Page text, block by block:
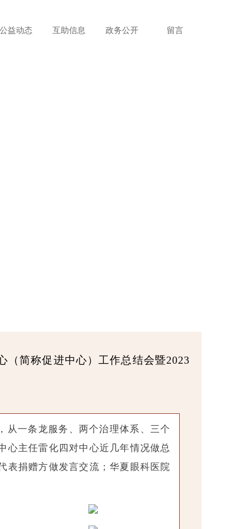
公益动态 互助信息 政务公开 留言
（简称促进中心）工作总结会暨2023
从一条龙服务、两个治理体系、三个
心主任雷化四对中心近几年情况做总
表捐赠方做发言交流；华夏眼科医院